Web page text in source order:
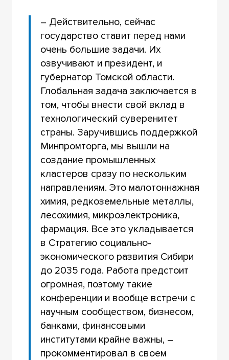
– Действительно, сейчас
государство ставит перед нами
очень большие задачи. Их
озвучивают и президент, и
губернатор Томской области.
Глобальная задача заключается в
том, чтобы внести свой вклад в
технологический суверенитет
страны. Заручившись поддержкой
Минпромторга, мы вышли на
создание промышленных
кластеров сразу по нескольким
направлениям. Это малотоннажная
химия, редкоземельные металлы,
лесохимия, микроэлектроника,
фармация. Все это укладывается
в Стратегию социально-
экономического развития Сибири
до 2035 года. Работа предстоит
огромная, поэтому такие
конференции и вообще встречи с
научным сообществом, бизнесом,
банками, финансовыми
институтами крайне важны, –
прокомментировал в своем